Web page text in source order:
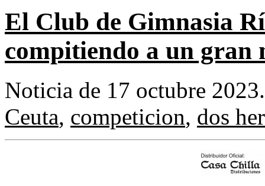
El Club de Gimnasia
compitiendo a un gran
Noticia de 17 octubre
Ceuta, competicion, dos